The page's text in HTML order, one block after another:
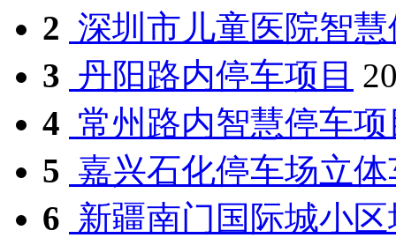
2 深圳市儿童医院智
3 丹阳路内停车项目
4 常州路内智慧停车项
5 嘉兴石化停车场立
6 新疆南门国际城小